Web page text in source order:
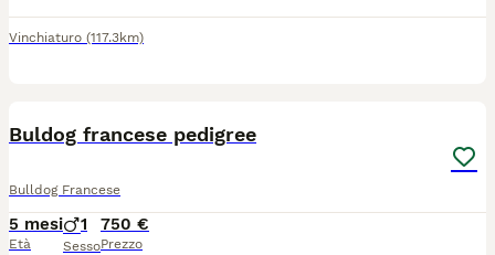
Vinchiaturo (117.3km)
Buldog francese pedigree
Bulldog Francese
5 mesi
Età
1
Sesso
750 €
Prezzo